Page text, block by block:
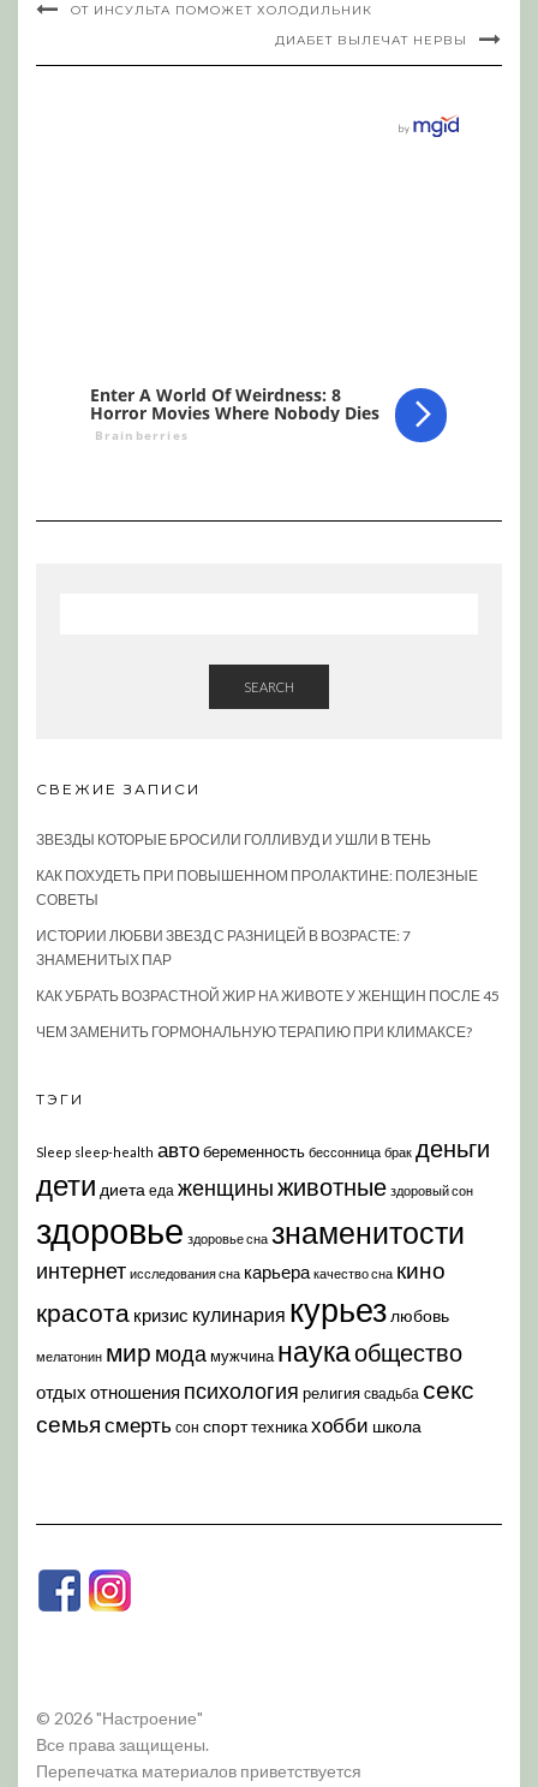
ОТ ИНСУЛЬТА ПОМОЖЕТ ХОЛОДИЛЬНИК
ДИАБЕТ ВЫЛЕЧАТ НЕРВЫ
SEARCH
СВЕЖИЕ ЗАПИСИ
ЗВЕЗДЫ КОТОРЫЕ БРОСИЛИ ГОЛЛИВУД И УШЛИ В ТЕНЬ
КАК ПОХУДЕТЬ ПРИ ПОВЫШЕННОМ ПРОЛАКТИНЕ: ПОЛЕЗНЫЕ
СОВЕТЫ
ИСТОРИИ ЛЮБВИ ЗВЕЗД С РАЗНИЦЕЙ В ВОЗРАСТЕ: 7
ЗНАМЕНИТЫХ ПАР
КАК УБРАТЬ ВОЗРАСТНОЙ ЖИР НА ЖИВОТЕ У ЖЕНЩИН ПОСЛЕ 45
ЧЕМ ЗАМЕНИТЬ ГОРМОНАЛЬНУЮ ТЕРАПИЮ ПРИ КЛИМАКСЕ?
ТЭГИ
Sleep sleep-health автобеременность бессонница брак деньги
дети диета еда женщиныживотные здоровый сон
здоровье здоровье сна знаменитости
интернет исследования сна карьера качество сна кино
красота кризис кулинария курьез любовь
мелатонин мир модамужчина наукаобщество
отдых отношения психология религия свадьба секс
семья смерть сон спорттехникахобби школа
© 2026 "Настроение"
Все права защищены.
Перепечатка материалов приветствуется